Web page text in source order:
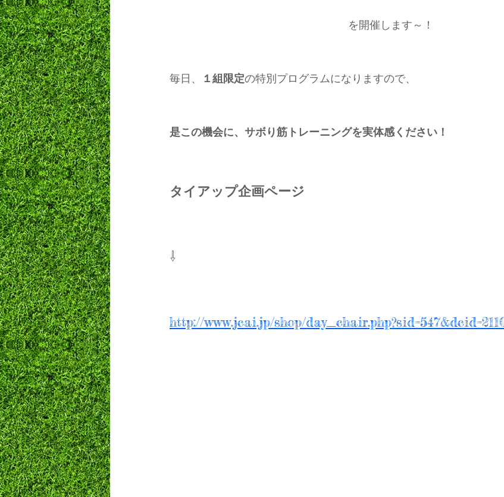
を開催します～！
毎日、 １組限定の特別プログラムになりますので、
是この機会に、サボり筋トレーニングを実体感ください！
タイアップ企画ページ
⇩
http://www.jcai.jp/shop/